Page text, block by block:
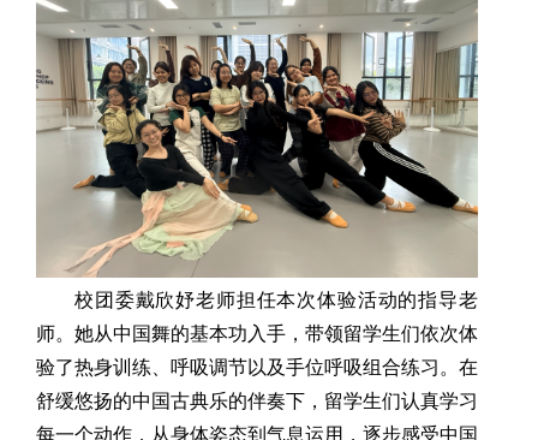
校团委戴欣妤老师担任本次体验活动的指导老
师。她从中国舞的基本功入手，带领留学生们依次体
验了热身训练、呼吸调节以及手位呼吸组合练习。在
舒缓悠扬的中国古典乐的伴奏下，留学生们认真学习
每一个动作，从身体姿态到气息运用，逐步感受中国